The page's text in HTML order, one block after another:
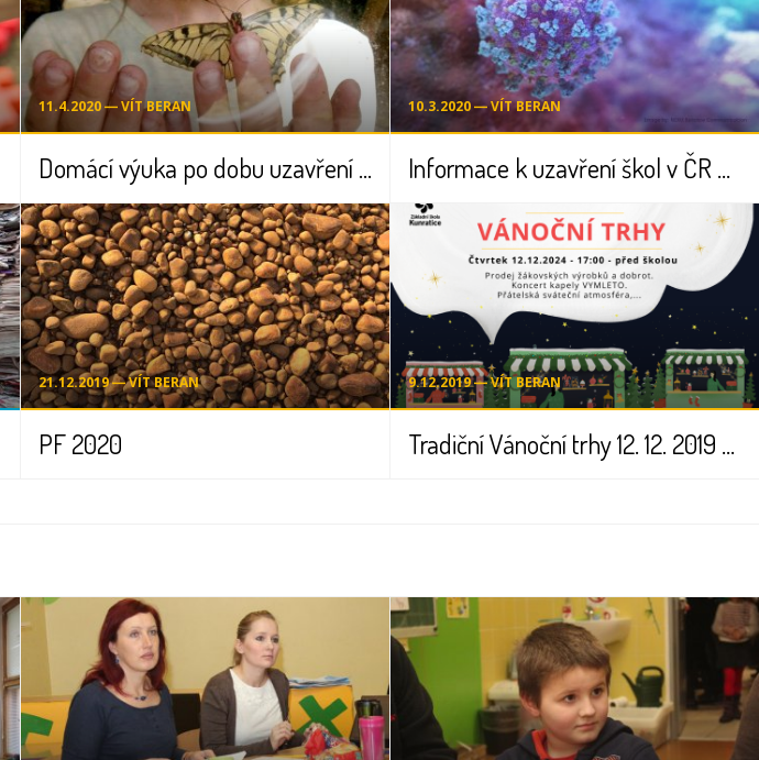
11.4.2020 ― VÍT BERAN
Domácí výuka po dobu uzavření ZŠ Kunratice - důležité informace
10.3.2020 ― VÍT BERAN
Informace k uzavření škol v ČR a k domácí práci dětí
21.12.2019 ― VÍT BERAN
PF 2020
9.12.2019 ― VÍT BERAN
Tradiční Vánoční trhy 12. 12. 2019 od 17:00 hodin